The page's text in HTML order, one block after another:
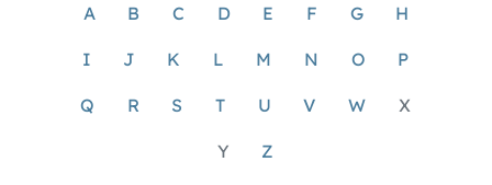
A B C D E F G H
I J K L M N O P
Q R S T U V W X
Y Z